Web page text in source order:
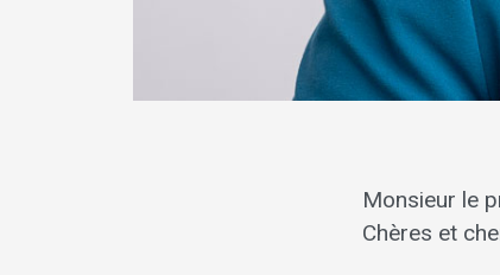
Monsieur le
Chères et